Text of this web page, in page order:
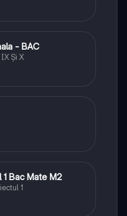
- BAC
Şi X
Bac Mate M2
1